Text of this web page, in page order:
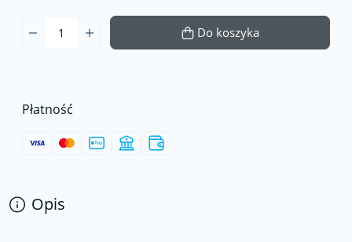
Do koszyka
Płatność
Opis